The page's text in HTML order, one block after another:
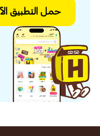
حمل التطبيق